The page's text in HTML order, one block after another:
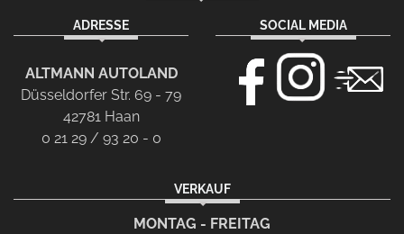
ADRESSE
ALTMANN AUTOLAND
Düsseldorfer Str. 69 - 79
42781 Haan
0 21 29 / 93 20 - 0
SOCIAL MEDIA
VERKAUF
MONTAG - FREITAG